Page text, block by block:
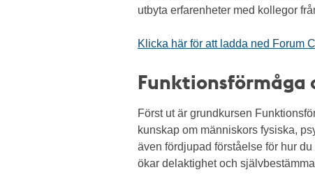
utbyta erfarenheter med kollegor
Klicka här för att ladda ned Forum
Funktionsförmåga
Först ut är grundkursen
kunskap om människors fysiska,
även fördjupad förståelse för hur
ökar delaktighet och